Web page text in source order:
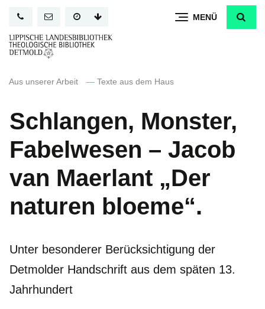
Inhalt
MENÜ
Aus unserer Arbeit — Texte aus dem Haus
Schlangen, Monster,
Fabelwesen – Jacob
van Maerlant „Der
naturen bloeme“.
Unter besonderer Berücksichtigung der
Detmolder Handschrift aus dem späten 13.
Jahrhundert